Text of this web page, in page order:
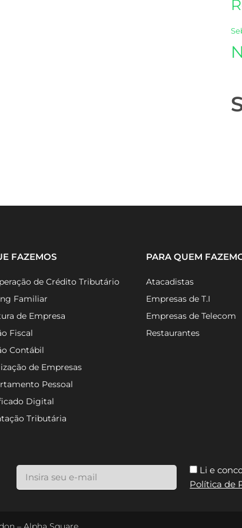
FAZEMOS
de Crédito Tributário
Familiar
de Empresa
Fiscal
Contábil
de Empresas
Pessoal
Digital
Tributária
PARA QUEM
Atacadistas
Empresas de T.I
Empresas de Telecom
Restaurantes
Li e
Política de